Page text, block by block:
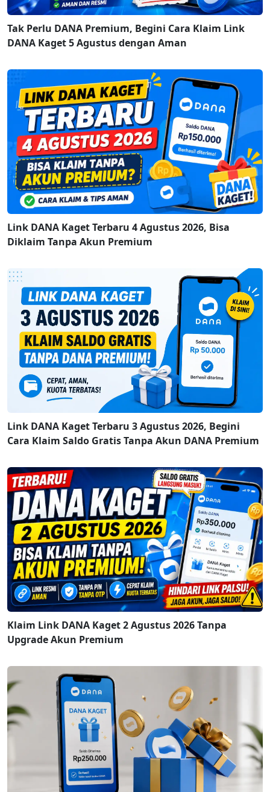
Tak Perlu DANA Premium, Begini Cara Klaim Link
DANA Kaget 5 Agustus dengan Aman
Link DANA Kaget Terbaru 4 Agustus 2026, Bisa
Diklaim Tanpa Akun Premium
Link DANA Kaget Terbaru 3 Agustus 2026, Begini
Cara Klaim Saldo Gratis Tanpa Akun DANA Premium
Klaim Link DANA Kaget 2 Agustus 2026 Tanpa
Upgrade Akun Premium